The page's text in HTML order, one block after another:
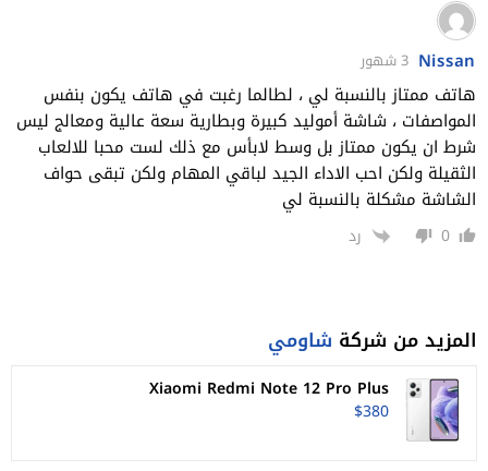
Nissan 3 شهور
هاتف ممتاز بالنسبة لي ، لطالما رغبت في هاتف يكون بنفس
المواصفات ، شاشة أموليد كبيرة وبطارية سعة عالية ومعالج ليس
شرط ان يكون ممتاز بل وسط لابأس مع ذلك لست محبا للالعاب
الثقيلة ولكن احب الاداء الجيد لباقي المهام ولكن تبقى حواف
الشاشة مشكلة بالنسبة لي
0 رد
المزيد من شركة شاومي
Xiaomi Redmi Note 12 Pro Plus
$380